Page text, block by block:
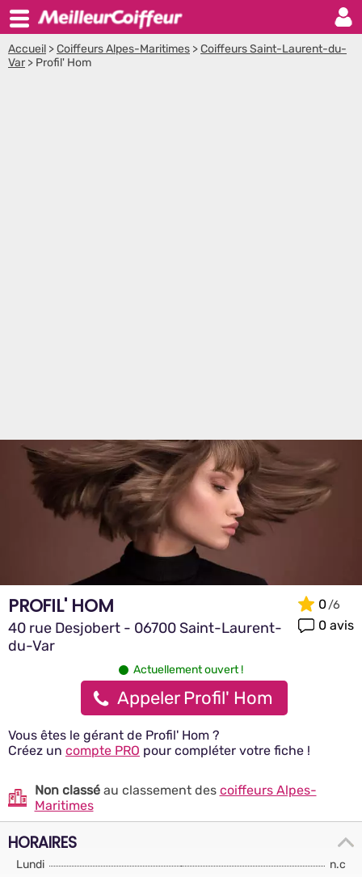
Accueil >Coiffeurs Alpes-Maritimes >Coiffeurs Saint-Laurent-du-
Var > Profil' Hom
PROFIL' HOM
40 rue Desjobert - 06700 Saint-Laurent-
du-Var
0
0 avis
Actuellement ouvert !
Appeler Profil' Hom
Vous êtes le gérant de Profil' Hom ?
Créez un compte PRO pour compléter votre fiche !
Non classéau classement des coiffeurs Alpes-
Maritimes
HORAIRES
Lundi
n.c